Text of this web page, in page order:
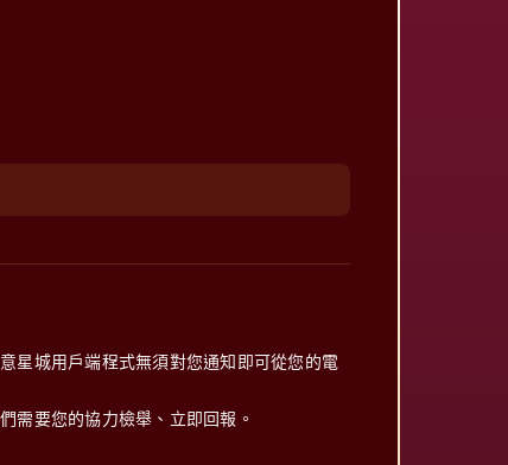
星城用戶端程式無須對您通知即可從您的電
需要您的協力檢舉、立即回報。